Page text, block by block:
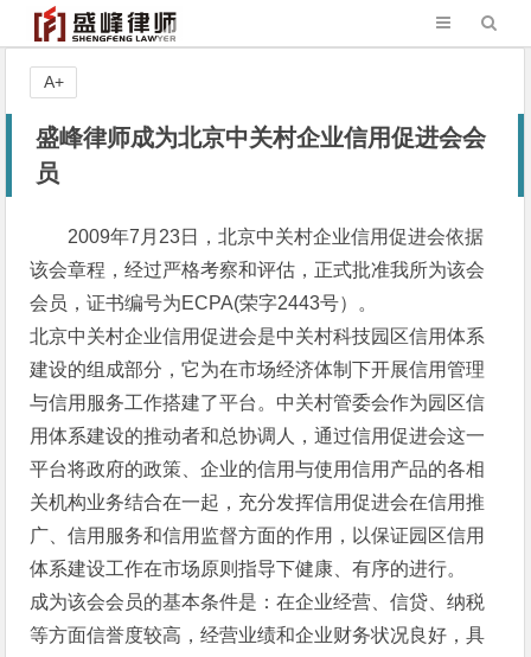
盛峰律师成为北京中关村企业信用促进会会
员
2009年7月23日，北京中关村企业信用促进会依据
该会章程，经过严格考察和评估，正式批准我所为该会
会员，证书编号为ECPA(荣字2443号）。
北京中关村企业信用促进会是中关村科技园区信用体系
建设的组成部分，它为在市场经济体制下开展信用管理
与信用服务工作搭建了平台。中关村管委会作为园区信
用体系建设的推动者和总协调人，通过信用促进会这一
平台将政府的政策、企业的信用与使用信用产品的各相
关机构业务结合在一起，充分发挥信用促进会在信用推
广、信用服务和信用监督方面的作用，以保证园区信用
体系建设工作在市场原则指导下健康、有序的进行。
成为该会会员的基本条件是：在企业经营、信贷、纳税
等方面信誉度较高，经营业绩和企业财务状况良好，具
A+